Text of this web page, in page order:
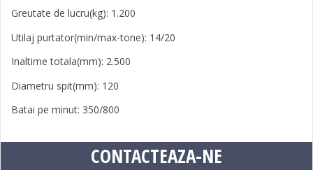
Greutate de lucru(kg): 1.200
Utilaj purtator(min/max-tone): 14/20
Inaltime totala(mm): 2.500
Diametru spit(mm): 120
Batai pe minut: 350/800
CONTACTEAZA-NE